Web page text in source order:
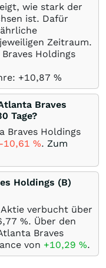
wie stark der
ist. Dafür
Zeitraum.
Holdings
+10,87 %
Braves
Tage?
Braves Holdings
-10,61 %. Zum
Holdings (B)
verbucht über
%. Über den
Braves
von +10,29 %.